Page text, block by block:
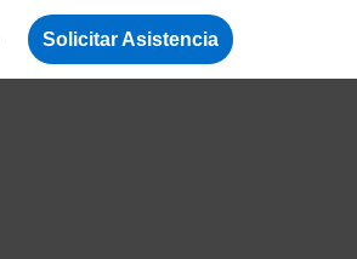
Solicitar Asistencia